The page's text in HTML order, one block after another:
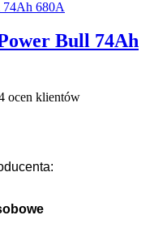
Bull 74Ah
ocen klientów